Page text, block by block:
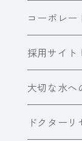
コーポレー
採用サイト
大切な水へ
ドクター